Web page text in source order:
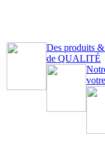
Des produits
de QUALITÉ
votre